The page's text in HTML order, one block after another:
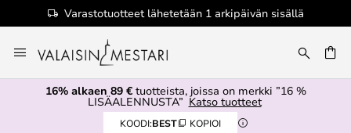
Varastotuotteet lähetetään 1 arkipäivän sisällä
to
Content
16% alkaen 89 €tuotteista, joissa on merkki ”16 %
LISÄALENNUSTA” Katso tuotteet
KOODI:BEST KOPIOI